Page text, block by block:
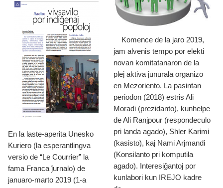
En la laste-aperita Unesko
Kuriero (la esperantlingva
versio de “Le Courrier” la
fama Franca ĵurnalo) de
januaro-marto 2019 (1-a
Komence de la jaro 2019,
jam alvenis tempo por elekti
novan komitatanaron de la
plej aktiva junurala organizo
en Mezoriento. La pasintan
periodon (2018) estris Ali
Moradi (prezidanto), kunhelpe
de Ali Ranjpour (respondeculo
pri landa agado), Shler Karimi
(kasisto), kaj Nami Arjmandi
(Konsilanto pri komputila
agado). Interesiĝantoj por
kunlabori kun IREJO kadre